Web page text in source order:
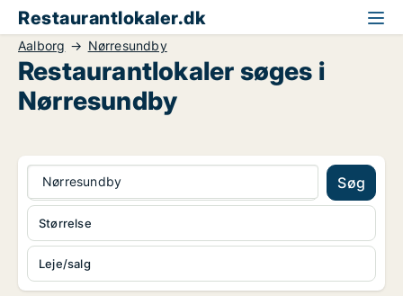
Restaurantlokaler.dk
Aalborg Nørresundby
Restaurantlokaler søges i
Nørresundby
Nørresundby Søg
Leje/salg
Størrelse